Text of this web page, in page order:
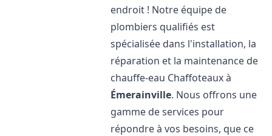
endroit ! Notre équipe de
plombiers qualifiés est
spécialisée dans l'installation, la
réparation et la maintenance de
chauffe-eau Chaffoteaux à
Émerainville. Nous offrons une
gamme de services pour
répondre à vos besoins, que ce